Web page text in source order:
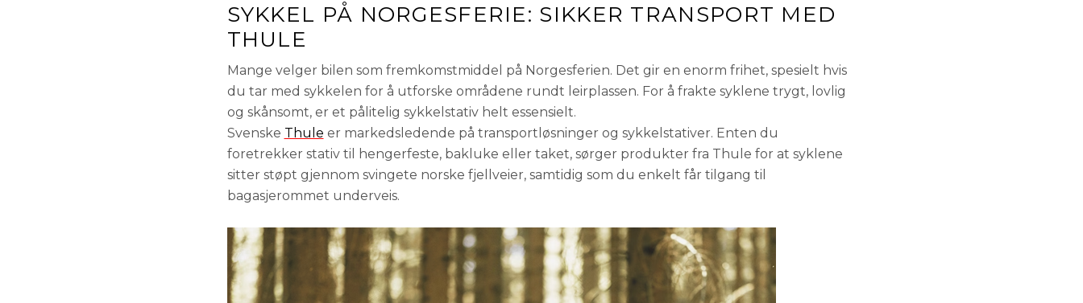
SYKKEL PÅ NORGESFERIE: SIKKER TRANSPORT MED
THULE
Mange velger bilen som fremkomstmiddel på Norgesferien. Det gir en enorm frihet, spesielt hvis
du tar med sykkelen for å utforske områdene rundt leirplassen. For å frakte syklene trygt, lovlig
og skånsomt, er et pålitelig sykkelstativ helt essensielt.
Svenske Thule er markedsledende på transportløsninger og sykkelstativer. Enten du
foretrekker stativ til hengerfeste, bakluke eller taket, sørger produkter fra Thule for at syklene
sitter støpt gjennom svingete norske fjellveier, samtidig som du enkelt får tilgang til
bagasjerommet underveis.